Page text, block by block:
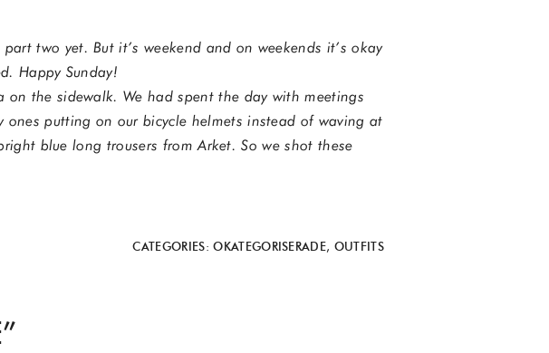
two yet. But it’s weekend and on weekends it’s okay
Happy Sunday!
the sidewalk. We had spent the day with meetings
putting on our bicycle helmets instead of waving at
blue long trousers from Arket. So we shot these
CATEGORIES:OKATEGORISERADE, OUTFITS
”